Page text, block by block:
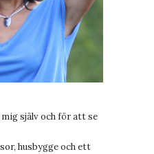
själv och för att se
husbygge och ett